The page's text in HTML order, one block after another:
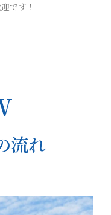
です！
流れ